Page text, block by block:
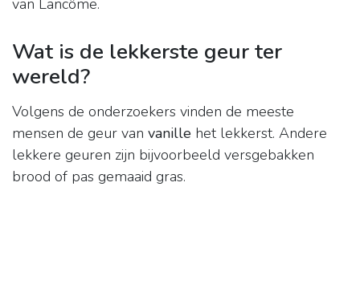
van Lancôme.
Wat is de lekkerste geur ter
wereld?
Volgens de onderzoekers vinden de meeste
mensen de geur van vanille het lekkerst. Andere
lekkere geuren zijn bijvoorbeeld versgebakken
brood of pas gemaaid gras.